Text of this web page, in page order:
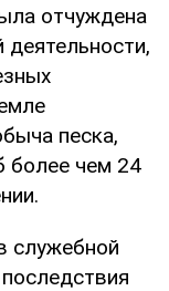
отчуждена
деятельности,
песка,
более чем 24
служебной